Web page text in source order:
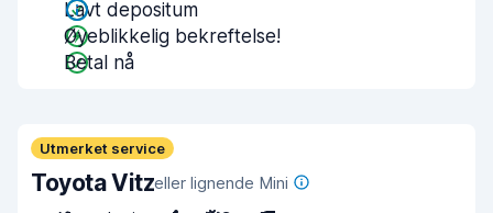
Lavt depositum
Øyeblikkelig bekreftelse!
Betal nå
Utmerket service
Toyota Vitzeller lignende Mini